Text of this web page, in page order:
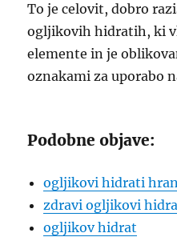
To je celovit, dobro
ogljikovih hidratih, ki
elemente in je
oznakami za uporabo
Podobne objave:
ogljikovi hidrati
zdravi ogljikovi
ogljikov hidrat